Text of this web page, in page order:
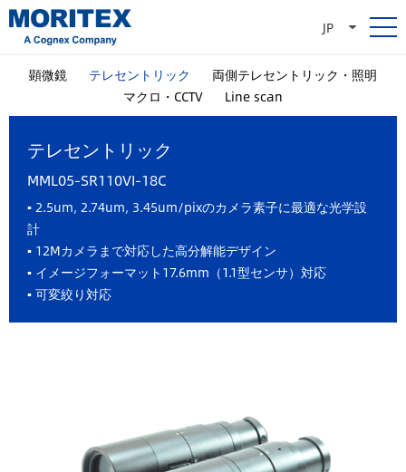
JP
顕微鏡 テレセントリック
両側テレセントリック・照明
マクロ・CCTV
Line scan
テレセントリック
MML05-SR110VI-18C
▪ 2.5um, 2.74um, 3.45um/pixのカメラ素子に最適な光学設
計
▪ 12Mカメラまで対応した高分解能デザイン
▪ イメージフォーマット17.6mm（1.1型センサ）対応
▪ 可変絞り対応